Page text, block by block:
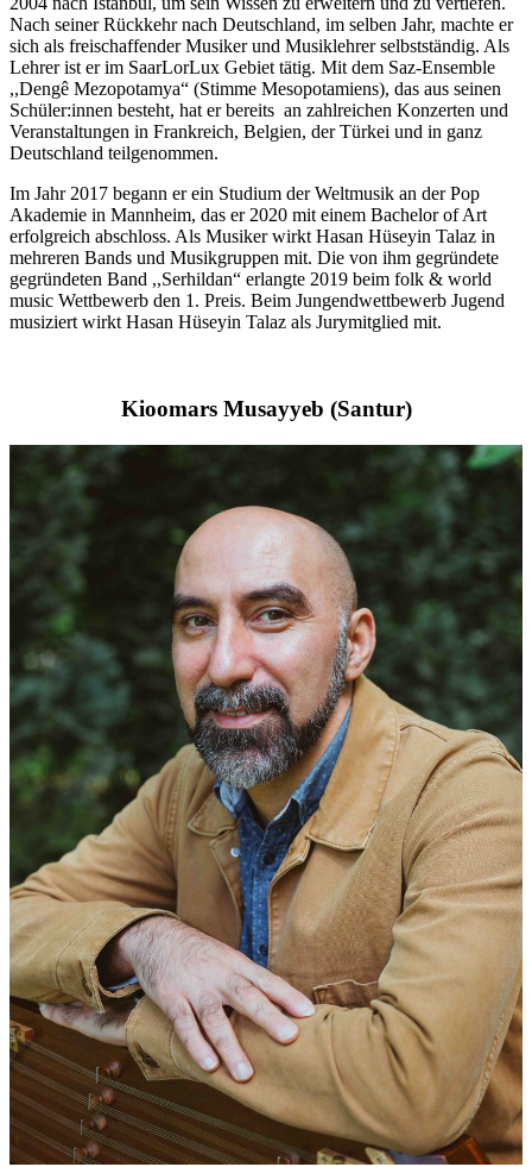
Nach seiner Rückkehr nach Deutschland, im selben Jahr, machte er
sich als freischaffender Musiker und Musiklehrer selbstständig. Als
Lehrer ist er im SaarLorLux Gebiet tätig. Mit dem Saz-Ensemble
,,Dengê Mezopotamya“ (Stimme Mesopotamiens), das aus seinen
Schüler:innen besteht, hat er bereits an zahlreichen Konzerten und
Veranstaltungen in Frankreich, Belgien, der Türkei und in ganz
Deutschland teilgenommen.
Im Jahr 2017 begann er ein Studium der Weltmusik an der Pop
Akademie in Mannheim, das er 2020 mit einem Bachelor of Art
erfolgreich abschloss. Als Musiker wirkt Hasan Hüseyin Talaz in
mehreren Bands und Musikgruppen mit. Die von ihm gegründete
gegründeten Band ,,Serhildan“ erlangte 2019 beim folk & world
music Wettbewerb den 1. Preis. Beim Jungendwettbewerb Jugend
musiziert wirkt Hasan Hüseyin Talaz als Jurymitglied mit.
Kioomars Musayyeb (Santur)